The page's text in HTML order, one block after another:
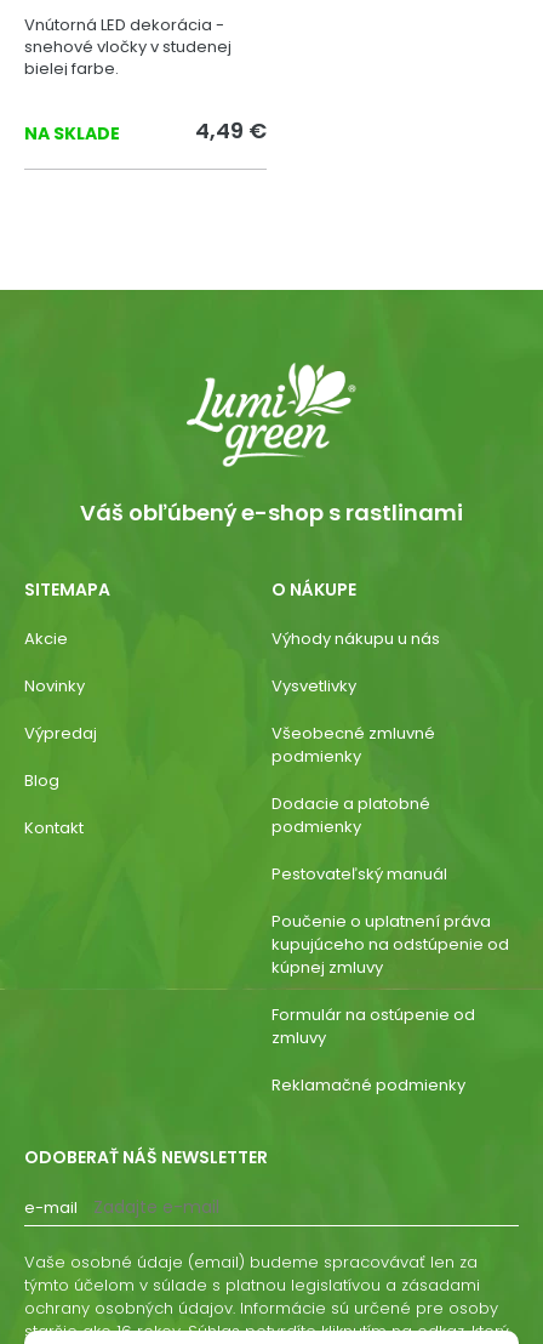
Vnútorná LED dekorácia -
snehové vločky v studenej
bielej farbe.
NA SKLADE 4,49 €
Váš obľúbený e-shop s rastlinami
SITEMAPA
Akcie
Novinky
Výpredaj
Blog
Kontakt
O NÁKUPE
Výhody nákupu u nás
Vysvetlivky
Všeobecné zmluvné
podmienky
Dodacie a platobné
podmienky
Pestovateľský manuál
Poučenie o uplatnení práva
kupujúceho na odstúpenie od
kúpnej zmluvy
Formulár na ostúpenie od
zmluvy
Reklamačné podmienky
ODOBERAŤ NÁŠ NEWSLETTER
e-mail
Vaše osobné údaje (email) budeme spracovávať len za
týmto účelom v súlade s platnou legislatívou a zásadami
ochrany osobných údajov. Informácie sú určené pre osoby
staršie ako 16 rokov. Súhlas potvrdíte kliknutím na odkaz, ktorý